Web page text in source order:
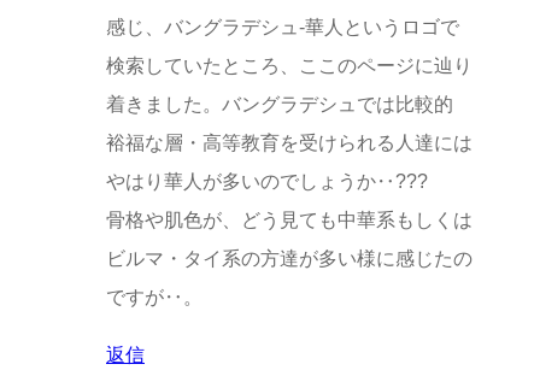
感じ、バングラデシュ-華人というロゴで
検索していたところ、ここのページに辿り
着きました。バングラデシュでは比較的
裕福な層・高等教育を受けられる人達には
やはり華人が多いのでしょうか‥???
骨格や肌色が、どう見ても中華系もしくは
ビルマ・タイ系の方達が多い様に感じたの
ですが‥。
返信